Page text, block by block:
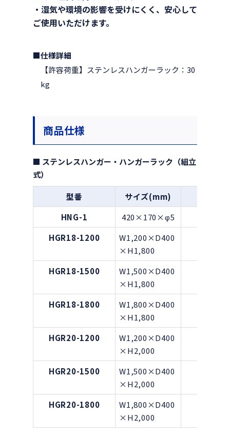
・湿気や環境の影響を受けにくく、安心して
ご使用いただけます。
■仕様詳細
【許容荷重】ステンレスハンガーラック：30
kg
商品仕様
■ ステンレスハンガー・ハンガーラック（組立
式）
型番 サイズ(mm)
HNG-1
420×170×φ5
HGR18-1200
W1,200×D400
×H1,800
HGR18-1500
W1,500×D400
×H1,800
HGR18-1800
W1,800×D400
×H1,800
HGR20-1200
W1,200×D400
×H2,000
HGR20-1500
W1,500×D400
×H2,000
HGR20-1800
W1,800×D400
×H2,000